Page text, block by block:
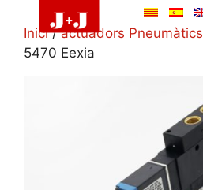
Inici/actuadors Pneumàtics
5470 Eexia